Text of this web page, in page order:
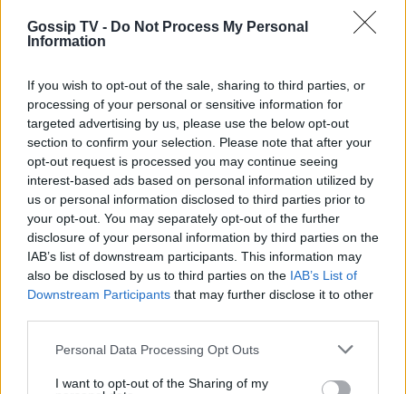
Gossip TV - Do Not Process My Personal
Information
If you wish to opt-out of the sale, sharing to third parties, or
processing of your personal or sensitive information for
targeted advertising by us, please use the below opt-out
section to confirm your selection. Please note that after your
opt-out request is processed you may continue seeing
interest-based ads based on personal information utilized by
us or personal information disclosed to third parties prior to
your opt-out. You may separately opt-out of the further
disclosure of your personal information by third parties on the
IAB’s list of downstream participants. This information may
also be disclosed by us to third parties on the IAB’s List of
Downstream Participants that may further disclose it to other
Personal Data Processing Opt Outs
I want to opt-out of the Sharing of my
MEDIA
νέας σειράς του Mega - Το ιδιαίτερο
έθιμο της Καρπάθου
SHOWBIZ
Λυδία Κονιόρδου: «Δεν νιώθω ότι
έχω κάνει κάποια καριέρα»
δρόμους η Αλίκη - Της γυρίζουν όλοι
ΟΛΕΣ ΟΙ ΕΙΔΗΣΕΙΣ
DPG NETWORK